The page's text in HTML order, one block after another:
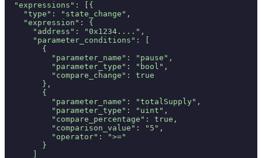
  "expressions": [{
    "type": "state_change",
    "expression": {
      "address": "0x1234....",
      "parameter_conditions": [
        {
          "parameter_name": "pause",
          "parameter_type": "bool",
          "compare_change": true
        },
        {
          "parameter_name": "totalSupply",
          "parameter_type": "uint",
          "compare_percentage": true,
          "comparison_value": "5",
          "operator": ">="
        }